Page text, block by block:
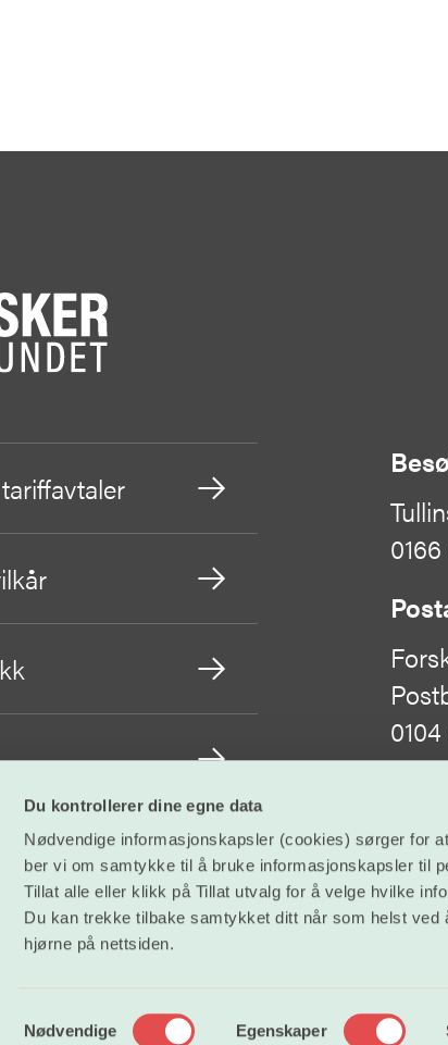
Du kontrollerer dine egne data
Nødvendige informasjonskapsler (cookies) sørger for
ber vi om samtykke til å bruke informasjonskapsler til
Tillat alle eller klikk på Tillat utvalg for å velge hvilke
Du kan trekke tilbake samtykket ditt når som helst
hjørne på nettsiden.
Nødvendige Egenskaper
971
©